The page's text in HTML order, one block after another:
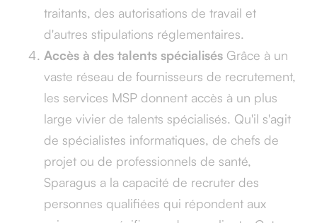
traitants, des autorisations de travail et
d'autres stipulations réglementaires.
Accès à des talents spécialisés Grâce à un
vaste réseau de fournisseurs de recrutement,
les services MSP donnent accès à un plus
large vivier de talents spécialisés. Qu'il s'agit
de spécialistes informatiques, de chefs de
projet ou de professionnels de santé,
Sparagus a la capacité de recruter des
personnes qualifiées qui répondent aux